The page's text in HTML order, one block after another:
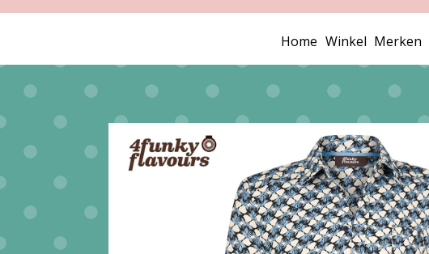
Home Winkel Merken